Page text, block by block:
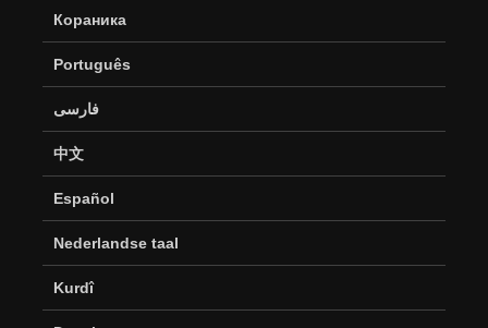
Кораника
Português
فارسی
中文
Español
Nederlandse taal
Kurdî